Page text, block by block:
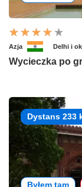
Azja Delhi i
Wycieczka po
Dystans 233
Byłem tam